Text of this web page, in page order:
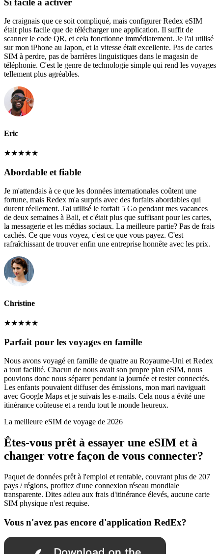
Je craignais que ce soit compliqué, mais configurer Redex eSIM
était plus facile que de télécharger une application. Il suffit de
scanner le code QR, et cela fonctionne immédiatement. Je l'ai utilisé
sur mon iPhone au Japon, et la vitesse était excellente. Pas de cartes
SIM à perdre, pas de barrières linguistiques dans le magasin de
téléphonie. C'est le genre de technologie simple qui rend les voyages
tellement plus agréables.
Eric
★★★★★
Abordable et fiable
Je m'attendais à ce que les données internationales coûtent une
fortune, mais Redex m'a surpris avec des forfaits abordables qui
durent réellement. J'ai utilisé le forfait 5 Go pendant mes vacances
de deux semaines à Bali, et c'était plus que suffisant pour les cartes,
la messagerie et les médias sociaux. La meilleure partie? Pas de frais
cachés. Ce que vous voyez, c'est ce que vous payez. C'est
rafraîchissant de trouver enfin une entreprise honnête avec les prix.
Christine
★★★★★
Parfait pour les voyages en famille
Nous avons voyagé en famille de quatre au Royaume-Uni et Redex
a tout facilité. Chacun de nous avait son propre plan eSIM, nous
pouvions donc nous séparer pendant la journée et rester connectés.
Les enfants pouvaient diffuser des émissions, mon mari naviguait
avec Google Maps et je suivais les e-mails. Cela nous a évité une
itinérance coûteuse et a rendu tout le monde heureux.
La meilleure eSIM de voyage de 2026
Êtes-vous prêt à essayer une eSIM et à
changer votre façon de vous connecter?
Paquet de données prêt à l'emploi et rentable, couvrant plus de 207
pays / régions, profitez d'une connexion réseau mondiale
transparente. Dites adieu aux frais d'itinérance élevés, aucune carte
SIM physique n'est requise.
Vous n'avez pas encore d'application RedEx?